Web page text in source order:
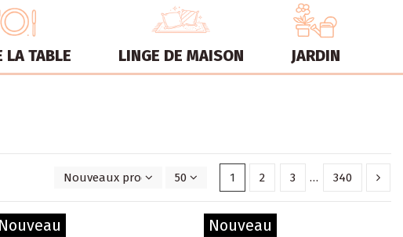
LA TABLE LINGE DE MAISON JARDIN
Nouveaux produits en premier
50 1 2 3 … 340
Nouveau Nouveau